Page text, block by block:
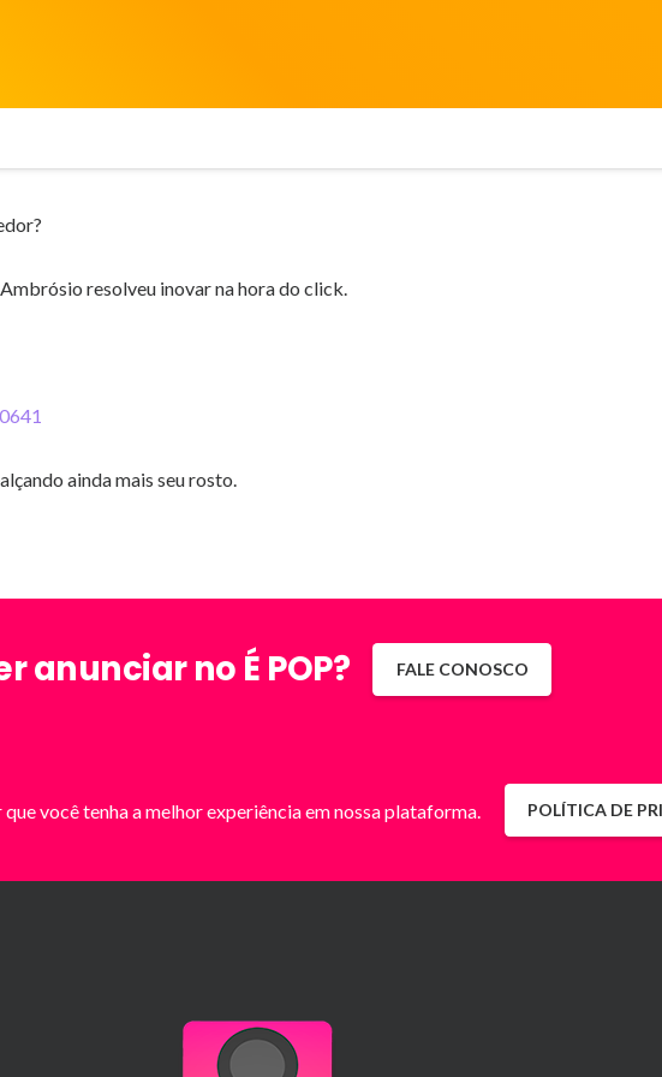
resolveu inovar na hora do click.
ainda mais seu rosto.
anunciar no É POP? FALE CONOSCO
você tenha a melhor experiência em nossa plataforma. POLÍTICA DE